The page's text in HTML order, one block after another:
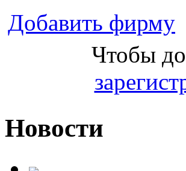
Добавить фирму
Чтобы
Новости